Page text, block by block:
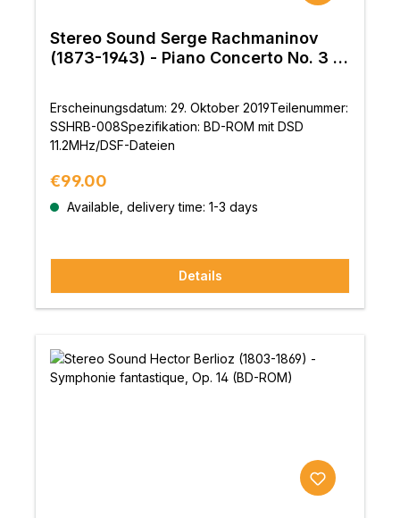
Stereo Sound Serge Rachmaninov
(1873-1943) - Piano Concerto No. 3 in
Erscheinungsdatum: 29. Oktober 2019Teilenummer:
SSHRB-008Spezifikation: BD-ROM mit DSD
11.2MHz/DSF-Dateien
Regular price:
€99.00
Available, delivery time: 1-3 days
Details